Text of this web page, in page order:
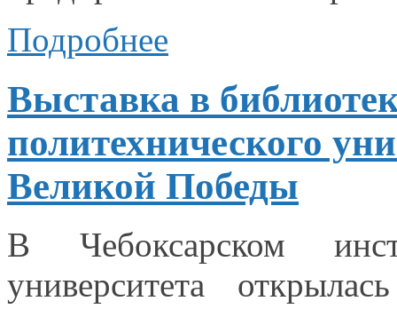
Подробнее
Выставка в
политехнического
Великой Победы
В Чебоксарском
университета